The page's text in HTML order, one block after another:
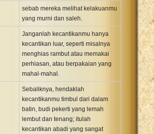
sebab mereka melihat kelakuanmu
yang murni dan saleh.
Janganlah kecantikanmu hanya
kecantikan luar, seperti misalnya
menghias rambut atau memakai
perhiasan, atau berpakaian yang
mahal-mahal.
Sebaliknya, hendaklah
kecantikanmu timbul dari dalam
batin, budi pekerti yang lemah
lembut dan tenang; itulah
kecantikan abadi yang sangat